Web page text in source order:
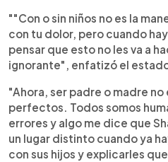
""Con o sin niños no es la
con tu dolor, pero cuando
pensar que esto no les va a
ignorante", enfatizó el
"Ahora, ser padre o madre no
perfectos. Todos somos
errores y algo me dice que
un lugar distinto cuando ya
con sus hijos y explicarles